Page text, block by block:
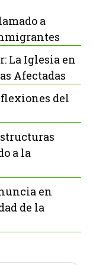
a
La Iglesia en
Afectadas
del
a la
en
de la